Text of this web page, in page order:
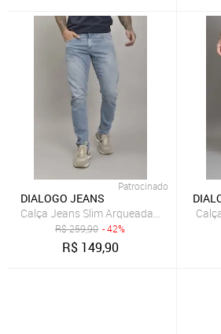
Patrocinado
DIALOGO JEANS
Calça Jeans Slim Arqueada Masculina
R$259,90 - 42%
R$ 149,90